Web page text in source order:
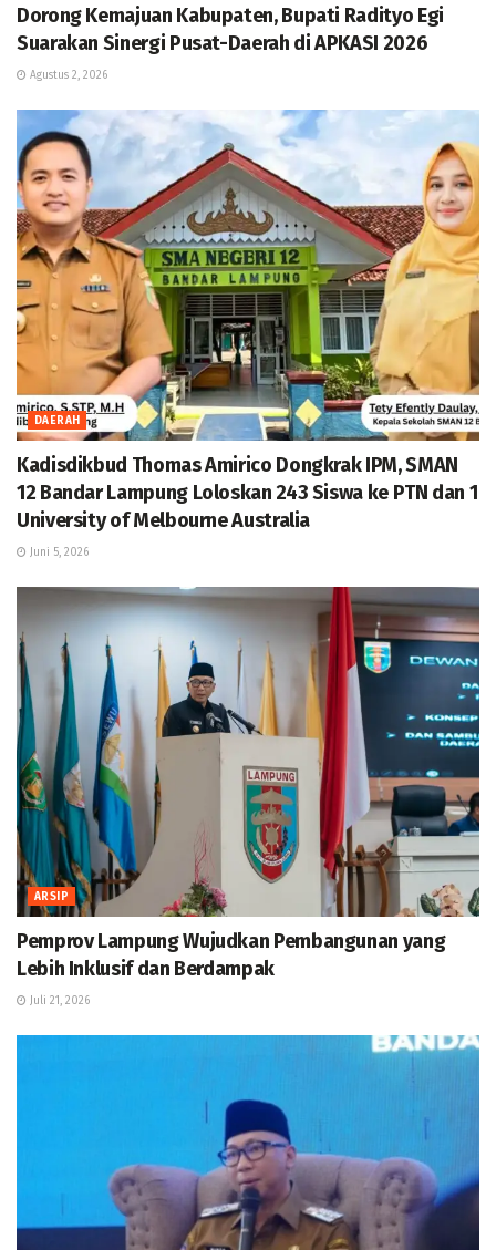
Dorong Kemajuan Kabupaten, Bupati Radityo Egi
Suarakan Sinergi Pusat-Daerah di APKASI 2026
Agustus 2, 2026
DAERAH
Kadisdikbud Thomas Amirico Dongkrak IPM, SMAN
12 Bandar Lampung Loloskan 243 Siswa ke PTN dan 1
University of Melbourne Australia
Juni 5, 2026
ARSIP
Pemprov Lampung Wujudkan Pembangunan yang
Lebih Inklusif dan Berdampak
Juli 21, 2026